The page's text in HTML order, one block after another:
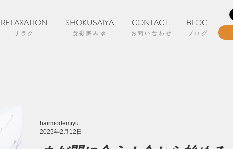
RELAXATION SHOKUSAIYA CONTACT BLOG
リラク お問い合わせ
食彩家みゆ ブログ
hairmodemiyu
2025年2月12日